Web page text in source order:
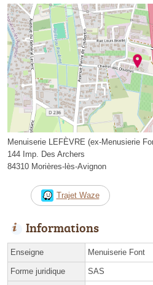
Menuiserie LEFÈVRE (ex-Menusierie
144 Imp. Des Archers
84310 Morières-lès-Avignon
Trajet Waze
Informations
Enseigne Menuiserie Font
Forme juridique SAS